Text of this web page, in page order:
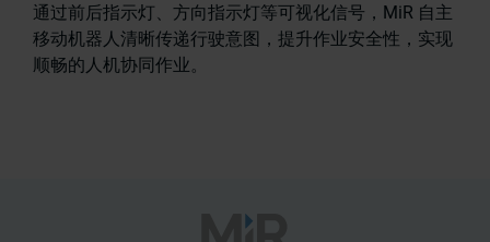
通过前后指示灯、方向指示灯等可视化信号，MiR 自主
移动机器人清晰传递行驶意图，提升作业安全性，实现
顺畅的人机协同作业。